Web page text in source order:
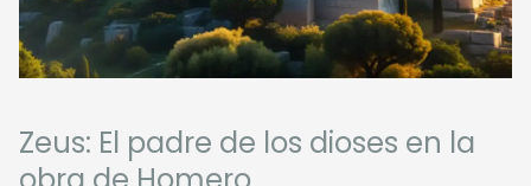
Zeus: El padre de los dioses en la